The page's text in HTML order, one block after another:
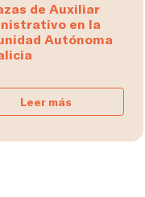
de Auxiliar
en la
Autónoma
Leer más